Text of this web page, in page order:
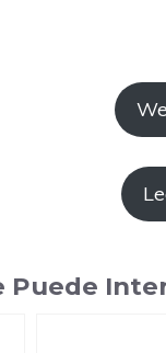
Puede